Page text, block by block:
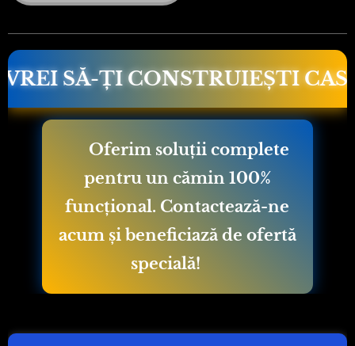
ȚI CONSTRUIEȘTI CASA DE
📢 Oferim soluții complete
pentru un cămin 100%
funcțional. Contactează-ne
acum și beneficiază de ofertă
specială! 🚀